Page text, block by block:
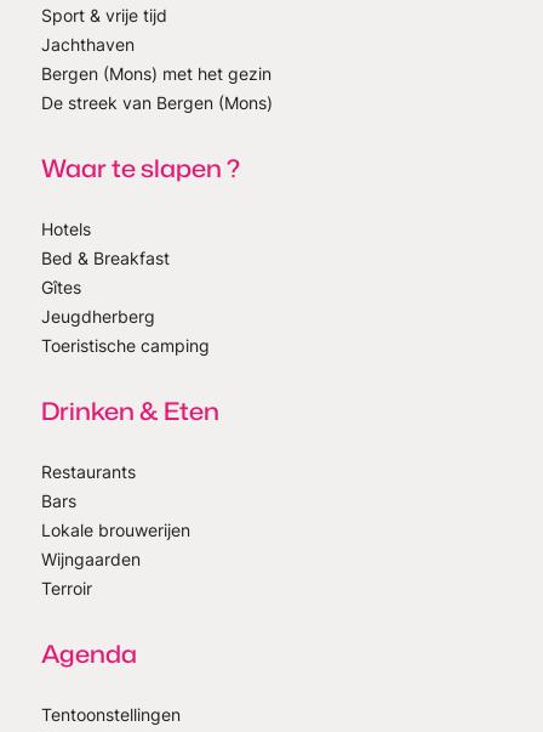
Sport & vrije tijd
Jachthaven
Bergen (Mons) met het gezin
De streek van Bergen (Mons)
Waar te slapen ?
Hotels
Bed & Breakfast
Gîtes
Jeugdherberg
Toeristische camping
Drinken & Eten
Restaurants
Bars
Lokale brouwerijen
Wijngaarden
Terroir
Agenda
Tentoonstellingen